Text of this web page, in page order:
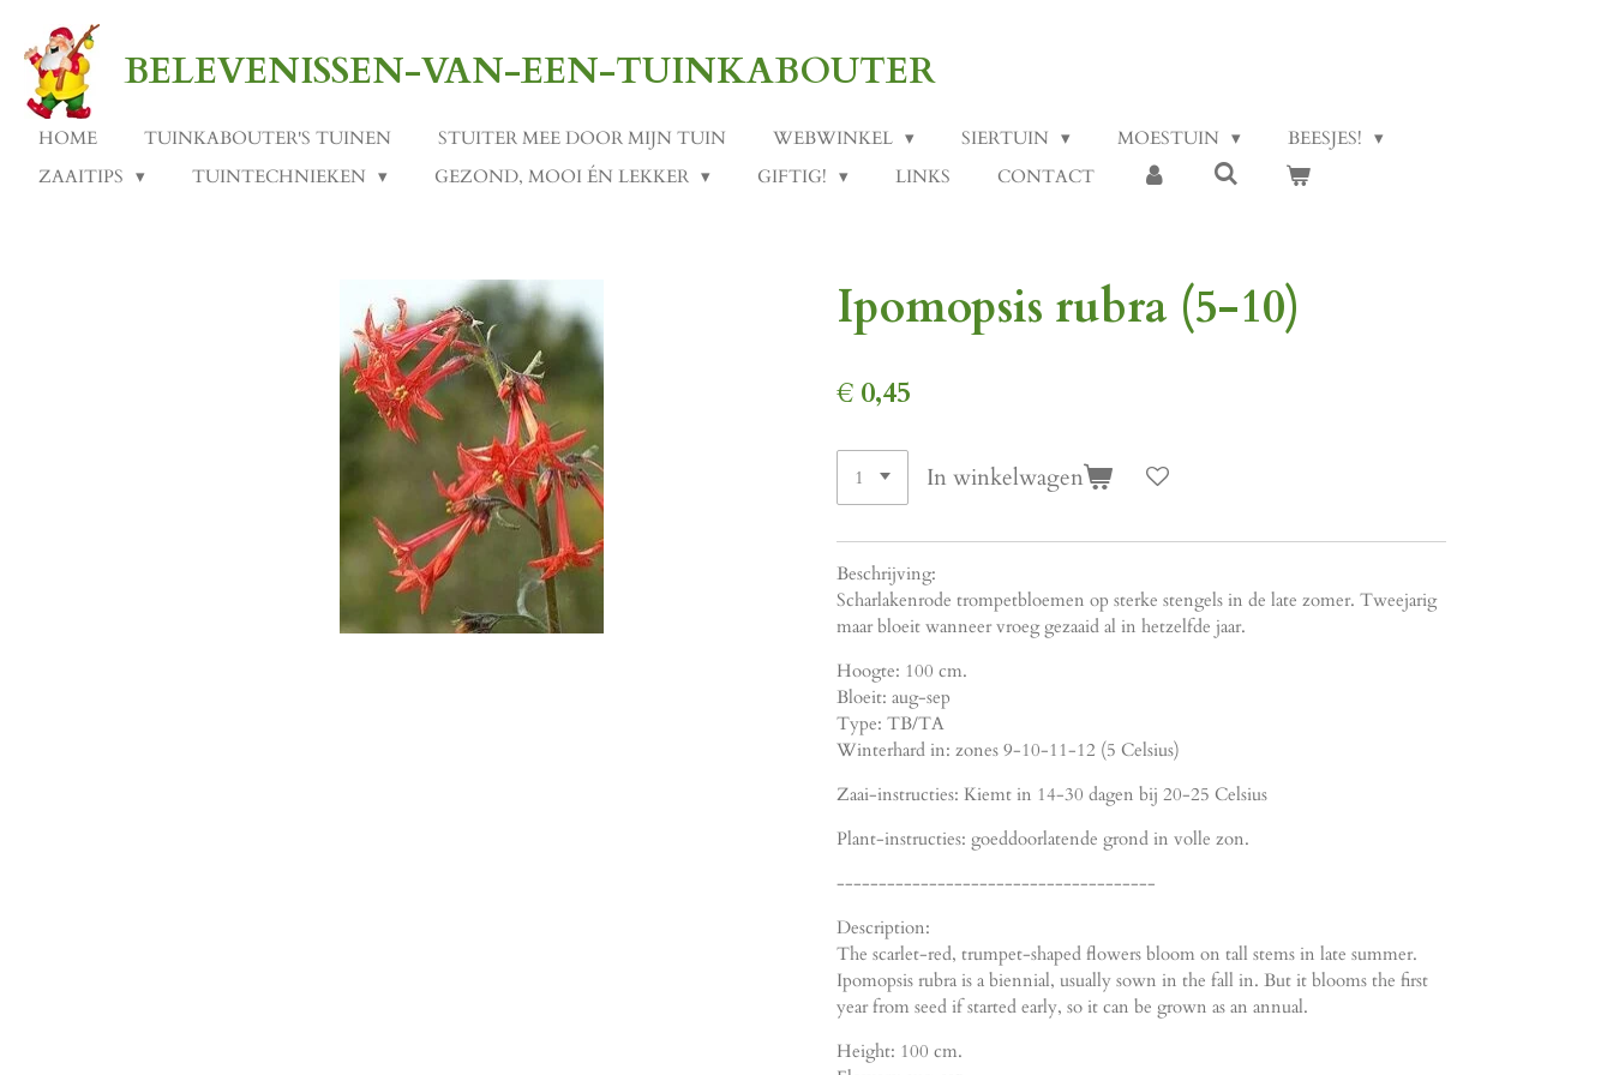
direct
naar
de
hoofdinhoud
BELEVENISSEN-VAN-EEN-TUINKABOUTER
HOME TUINKABOUTER'S TUINEN STUITER MEE DOOR MIJN TUIN WEBWINKEL SIERTUIN MOESTUIN
BEESJES!
ZAAITIPS
TUINTECHNIEKEN GEZOND, MOOI ÉN LEKKER GIFTIG! LINKS CONTACT
Ipomopsis rubra (5-10)
€ 0,45
In winkelwagen
Beschrijving:
Scharlakenrode trompetbloemen op sterke stengels in de late zomer. Tweejarig
maar bloeit wanneer vroeg gezaaid al in hetzelfde jaar.
Hoogte: 100 cm.
Bloeit: aug-sep
Type: TB/TA
Winterhard in: zones 9-10-11-12 (5 Celsius)
Zaai-instructies: Kiemt in 14-30 dagen bij 20-25 Celsius
Plant-instructies: goeddoorlatende grond in volle zon.
--------------------------------------
Description:
The scarlet-red, trumpet-shaped flowers bloom on tall stems in late summer.
Ipomopsis rubra is a biennial, usually sown in the fall in. But it blooms the first
year from seed if started early, so it can be grown as an annual.
Height: 100 cm.